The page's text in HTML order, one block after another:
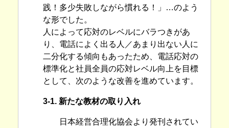
践！多少失敗しながら慣れる！」…のよう
な形でした。
人によって応対のレベルにバラつきがあ
り、電話によく出る人／あまり出ない人に
二分化する傾向もあったため、電話応対の
標準化と社員全員の応対レベル向上を目標
として、次のような改善を進めています。
3-1. 新たな教材の取り入れ
日本経営合理化協会より発刊されてい